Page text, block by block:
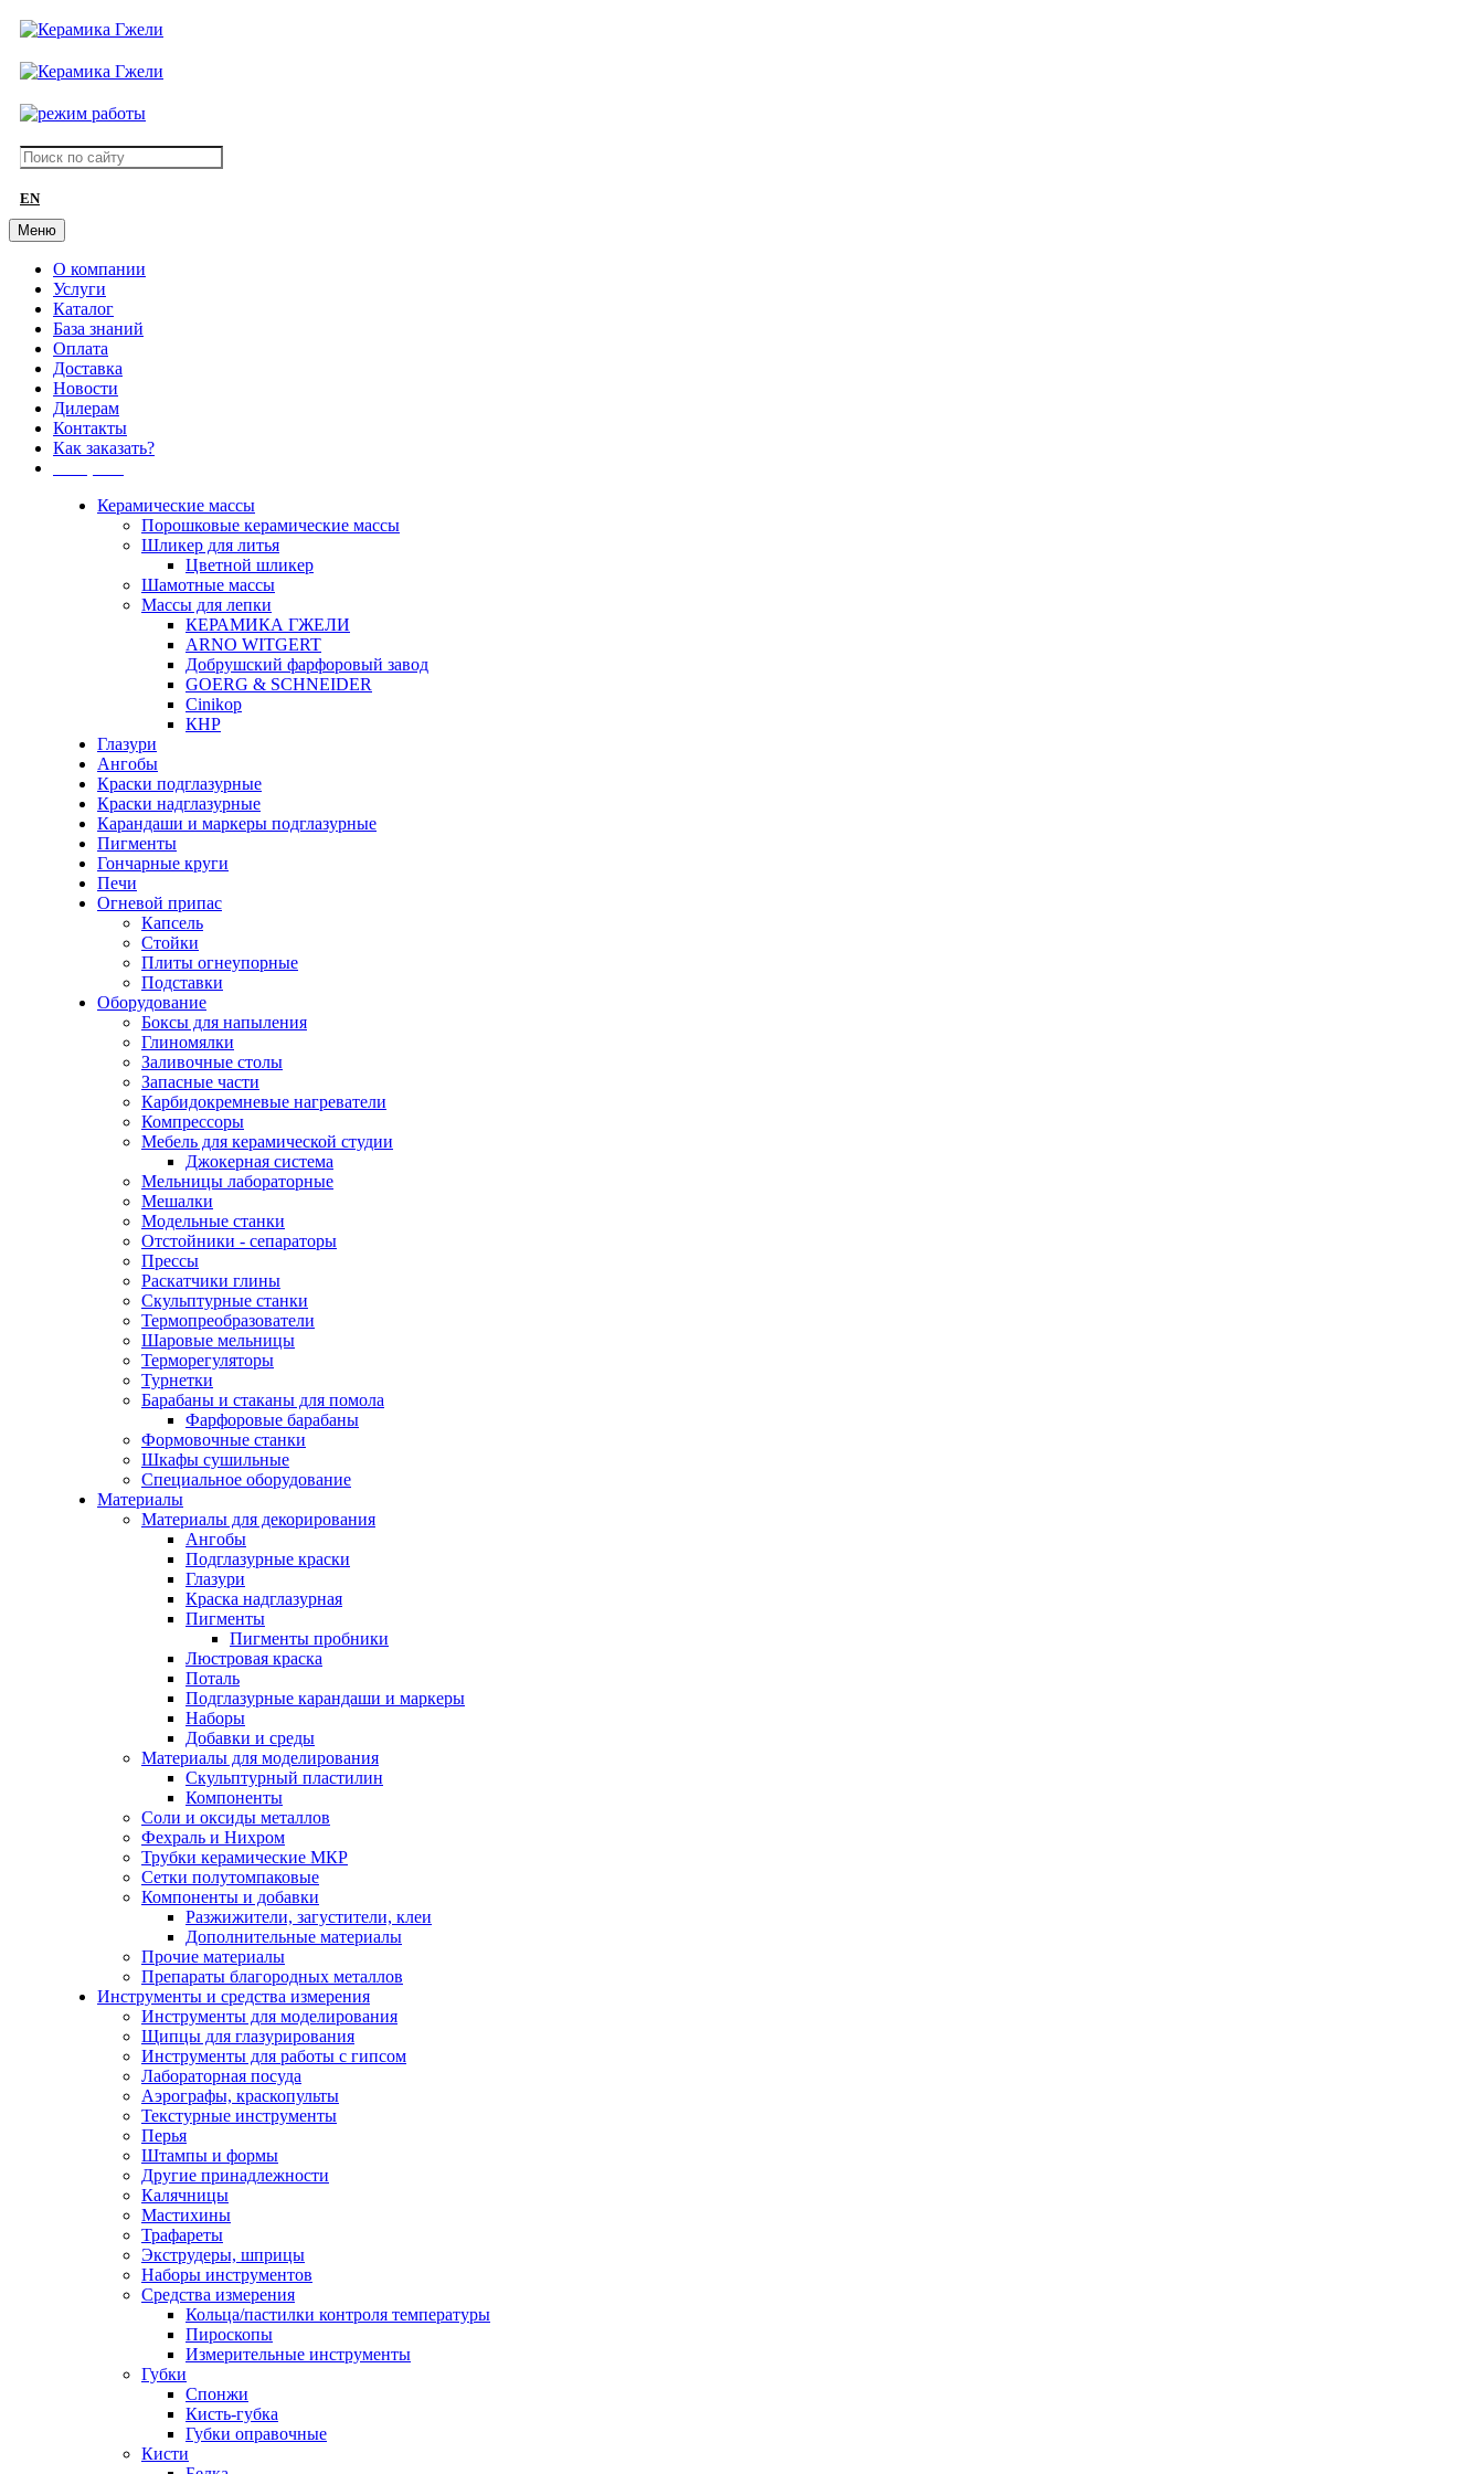
EN
Меню
О компании
Услуги
Каталог
База знаний
Оплата
Доставка
Новости
Дилерам
Контакты
Как заказать?
Керамические массы
Порошковые керамические массы
Шликер для литья
Цветной шликер
Шамотные массы
Массы для лепки
КЕРАМИКА ГЖЕЛИ
ARNO WITGERT
Добрушский фарфоровый завод
GOERG & SCHNEIDER
Cinikop
КНР
Глазури
Ангобы
Краски подглазурные
Краски надглазурные
Карандаши и маркеры подглазурные
Пигменты
Гончарные круги
Печи
Огневой припас
Капсель
Стойки
Плиты огнеупорные
Подставки
Оборудование
Боксы для напыления
Глиномялки
Заливочные столы
Запасные части
Карбидокремневые нагреватели
Компрессоры
Мебель для керамической студии
Джокерная система
Мельницы лабораторные
Мешалки
Модельные станки
Отстойники - сепараторы
Прессы
Раскатчики глины
Скульптурные станки
Термопреобразователи
Шаровые мельницы
Терморегуляторы
Турнетки
Барабаны и стаканы для помола
Фарфоровые барабаны
Формовочные станки
Шкафы сушильные
Специальное оборудование
Материалы
Материалы для декорирования
Ангобы
Подглазурные краски
Глазури
Краска надглазурная
Пигменты
Пигменты пробники
Люстровая краска
Поталь
Подглазурные карандаши и маркеры
Наборы
Добавки и среды
Материалы для моделирования
Скульптурный пластилин
Компоненты
Соли и оксиды металлов
Фехраль и Нихром
Трубки керамические МКР
Сетки полутомпаковые
Компоненты и добавки
Разжижители, загустители, клеи
Дополнительные материалы
Прочие материалы
Препараты благородных металлов
Инструменты и средства измерения
Инструменты для моделирования
Щипцы для глазурирования
Инструменты для работы с гипсом
Лабораторная посуда
Аэрографы, краскопульты
Текстурные инструменты
Перья
Штампы и формы
Другие принадлежности
Калячницы
Мастихины
Трафареты
Экструдеры, шприцы
Наборы инструментов
Средства измерения
Кольца/пастилки контроля температуры
Пироскопы
Измерительные инструменты
Губки
Спонжи
Кисть-губка
Губки оправочные
Кисти